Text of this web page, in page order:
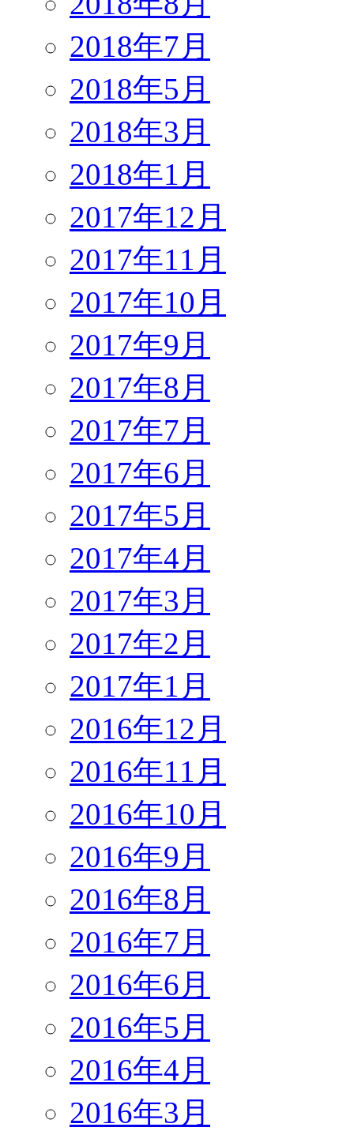
2018年7月
2018年5月
2018年3月
2018年1月
2017年12月
2017年11月
2017年10月
2017年9月
2017年8月
2017年7月
2017年6月
2017年5月
2017年4月
2017年3月
2017年2月
2017年1月
2016年12月
2016年11月
2016年10月
2016年9月
2016年8月
2016年7月
2016年6月
2016年5月
2016年4月
2016年3月